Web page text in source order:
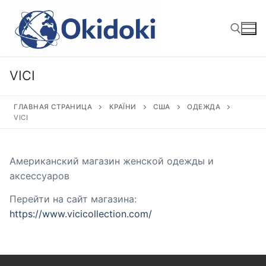
содержимому
VICI
ГЛАВНАЯ СТРАНИЦА КРАЇНИ США
ОДЕЖДА
VICI
Американский магазин женской одежды и
аксессуаров
Перейти на сайт магазина:
https://www.vicicollection.com/